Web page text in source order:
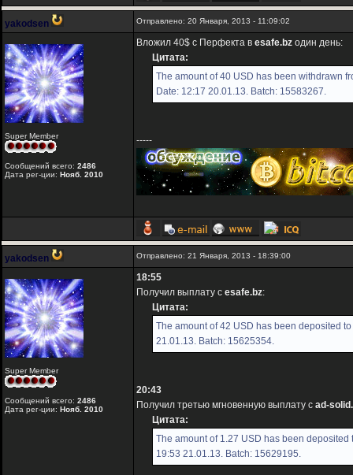
yakodsen Отправлено: 20 Января, 2013 - 11:09:02
Super Member
Сообщений всего: 2486
Дата рег-ции: Нояб. 2010
Вложил 40$ с Перфекта в esafe.bz один день:
Цитата:
The amount of 40 USD has been withdrawn
Date: 12:17 20.01.13. Batch: 15583267.
-----
yakodsen Отправлено: 21 Января, 2013 - 18:39:00
Super Member
Сообщений всего: 2486
Дата рег-ции: Нояб. 2010
18:55
Получил выплату с esafe.bz:
Цитата:
The amount of 42 USD has been deposited
21.01.13. Batch: 15625354.
20:43
Получил третью мгновенную выплату с ad-
Цитата:
The amount of 1.27 USD has been
19:53 21.01.13. Batch: 15629195.